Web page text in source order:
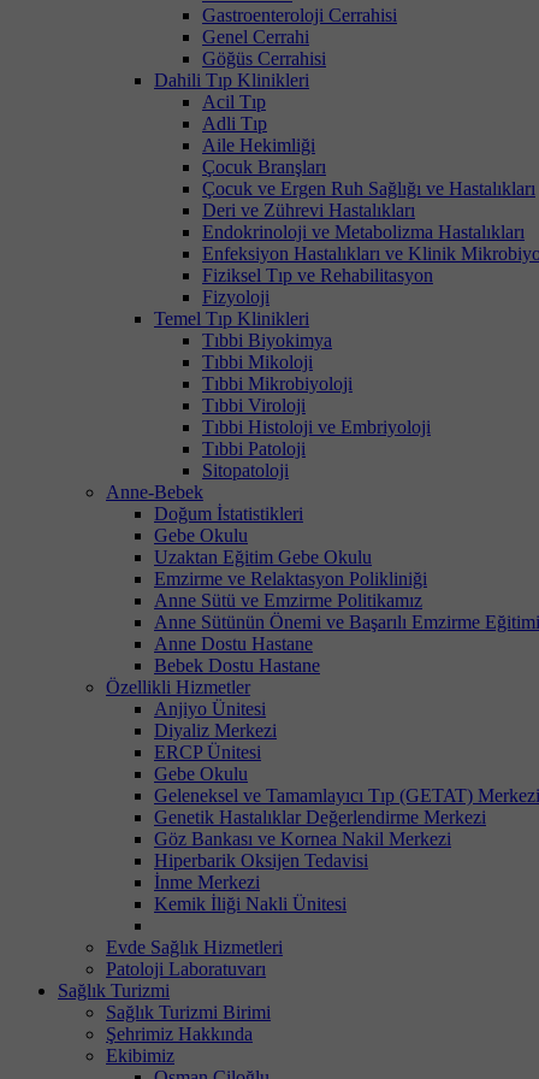
Gastroenteroloji Cerrahisi
Genel Cerrahi
Göğüs Cerrahisi
Dahili Tıp Klinikleri
Acil Tıp
Adli Tıp
Aile Hekimliği
Çocuk Branşları
Çocuk ve Ergen Ruh Sağlığı ve Hastalıkları
Deri ve Zührevi Hastalıkları
Endokrinoloji ve Metabolizma Hastalıkları
Enfeksiyon Hastalıkları ve Klinik
Fiziksel Tıp ve Rehabilitasyon
Fizyoloji
Temel Tıp Klinikleri
Tıbbi Biyokimya
Tıbbi Mikoloji
Tıbbi Mikrobiyoloji
Tıbbi Viroloji
Tıbbi Histoloji ve Embriyoloji
Tıbbi Patoloji
Sitopatoloji
Anne-Bebek
Doğum İstatistikleri
Gebe Okulu
Uzaktan Eğitim Gebe Okulu
Emzirme ve Relaktasyon Polikliniği
Anne Sütü ve Emzirme Politikamız
Anne Sütünün Önemi ve Başarılı Emzirme Eğitimi
Anne Dostu Hastane
Bebek Dostu Hastane
Özellikli Hizmetler
Anjiyo Ünitesi
Diyaliz Merkezi
ERCP Ünitesi
Gebe Okulu
Geleneksel ve Tamamlayıcı Tıp (GETAT) Merkezi
Genetik Hastalıklar Değerlendirme Merkezi
Göz Bankası ve Kornea Nakil Merkezi
Hiperbarik Oksijen Tedavisi
İnme Merkezi
Kemik İliği Nakli Ünitesi
Evde Sağlık Hizmetleri
Patoloji Laboratuvarı
Sağlık Turizmi
Sağlık Turizmi Birimi
Şehrimiz Hakkında
Ekibimiz